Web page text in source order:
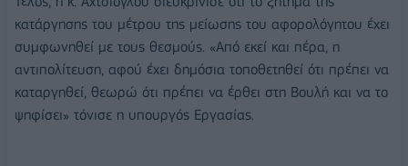
κατάργησης του μέτρου της μείωσης του αφορολόγητου έχει
συμφωνηθεί με τους θεσμούς. «Από εκεί και πέρα, η
αντιπολίτευση, αφού έχει δημόσια τοποθετηθεί ότι πρέπει να
καταργηθεί, θεωρώ ότι πρέπει να έρθει στη Βουλή και να το
ψηφίσει» τόνισε η υπουργός Εργασίας.